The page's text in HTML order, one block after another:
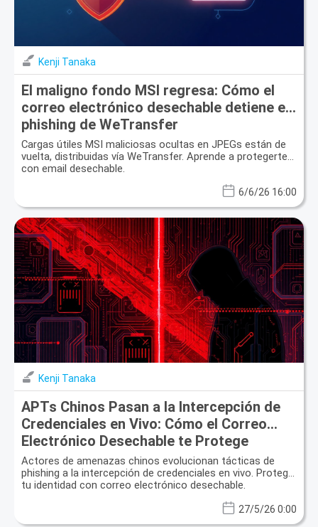
Kenji Tanaka
El maligno fondo MSI regresa: Cómo el
correo electrónico desechable detiene el
phishing de WeTransfer
Cargas útiles MSI maliciosas ocultas en JPEGs están de
vuelta, distribuidas vía WeTransfer. Aprende a protegerte
con email desechable.
6/6/26 16:00
Kenji Tanaka
APTs Chinos Pasan a la Intercepción de
Credenciales en Vivo: Cómo el Correo
Electrónico Desechable te Protege
Actores de amenazas chinos evolucionan tácticas de
phishing a la intercepción de credenciales en vivo. Protege
tu identidad con correo electrónico desechable.
27/5/26 0:00